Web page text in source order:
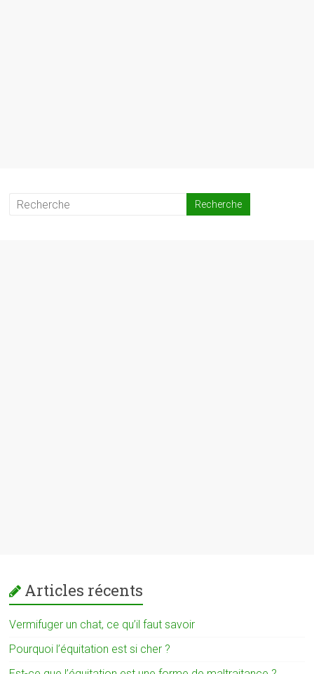
Articles récents
Vermifuger un chat, ce qu’il faut savoir
Pourquoi l’équitation est si cher ?